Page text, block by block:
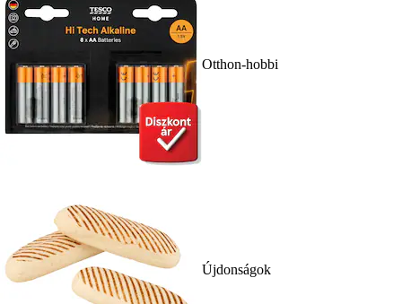
Otthon-hobbi
Újdonságok